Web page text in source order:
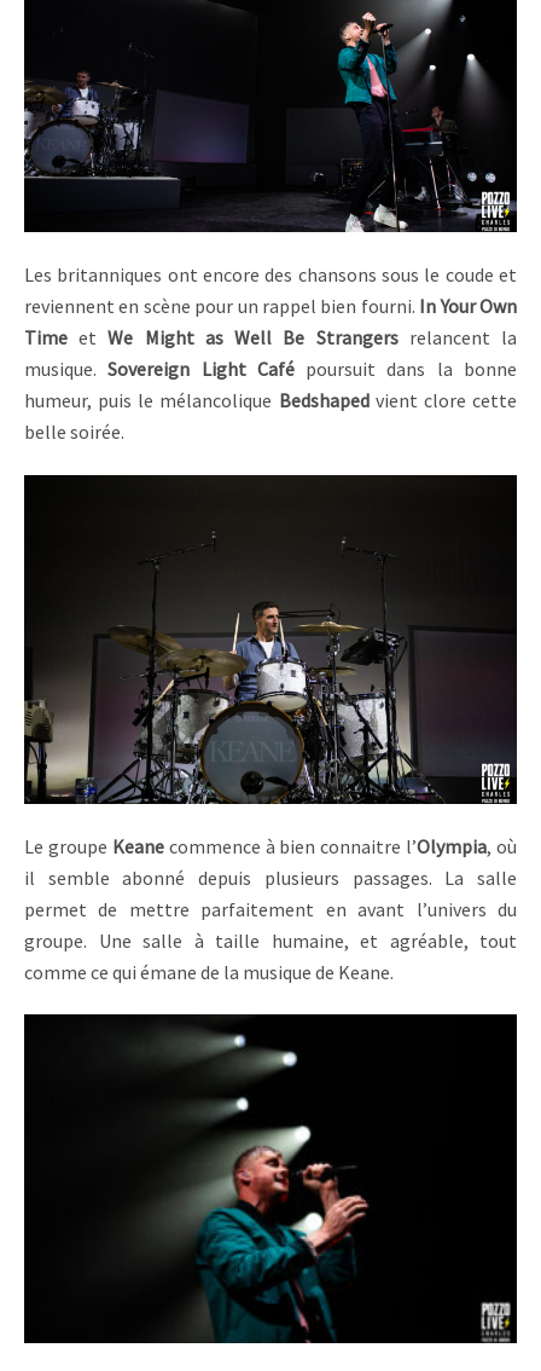
Les britanniques ont encore des chansons sous le coude et
reviennent en scène pour un rappel bien fourni. In Your Own
Time etWe Might as Well Be Strangersrelancent la
musique.Sovereign Light Cafépoursuit dans la bonne
humeur, puis le mélancolique Bedshapedvient clore cette
belle soirée.
Le groupe Keanecommence à bien connaitre l’Olympia, où
il semble abonné depuis plusieurs passages. La salle
permet de mettre parfaitement en avant l’univers du
groupe. Une salle à taille humaine, et agréable, tout
comme ce qui émane de la musique de Keane.